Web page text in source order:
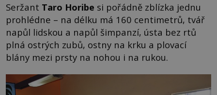
Seržant Taro Horibe si pořádně zblízka jednu
prohlédne – na délku má 160 centimetrů, tvář
napůl lidskou a napůl šimpanzí, ústa bez rtů
plná ostrých zubů, ostny na krku a plovací
blány mezi prsty na nohou i na rukou.